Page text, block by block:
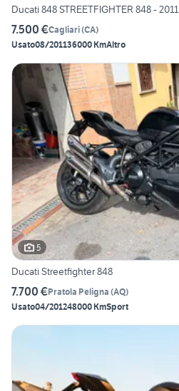
Ducati 848 STREETFIGHTER 848 - 2011
7.500 €Cagliari(CA)
Usato08/201136000 KmAltro
5
Ducati Streetfighter 848
7.700 €Pratola Peligna (AQ)
Usato04/201248000 KmSport